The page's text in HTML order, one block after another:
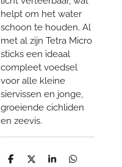
helpt om het water
schoon te houden. Al
met al zijn Tetra Micro
sticks een ideaal
compleet voedsel
voor alle kleine
siervissen en jonge,
groeiende cichliden
en zeevis.
D
D
S
D